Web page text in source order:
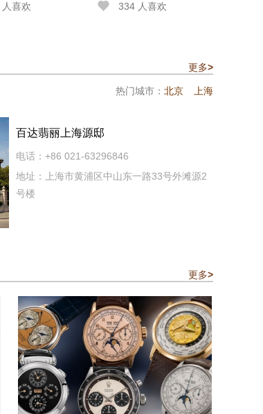
人喜欢
334人喜欢
更多>
热门城市： 北京 上海
百达翡丽上海源邸
电话：+86 021-63296846
地址：上海市黄浦区中山东一路33号外滩源2
号楼
更多>